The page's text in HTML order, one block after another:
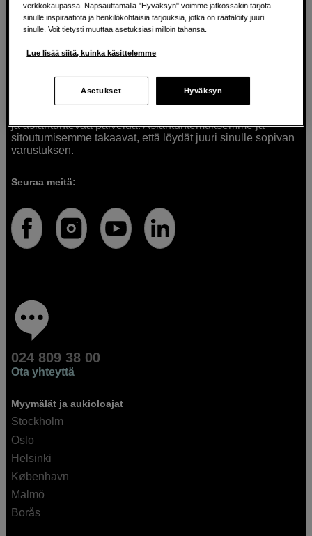
Olemme Scandinavian Photolla jo yli 40 vuoden ajan
auttaneet luovia ihmisiä toteuttamaan visioitaan.
Tarjoamme inspiraatiota, asiantuntemusta ja tuotteita
muun muassa valokuvauksen, äänen, videokuvauksen ja
musiikin ja taiteen harrastajia. Oikeilla työkaluilla ideat
muuttuvat todellisuudeksi. Autamme sinua valitsemaan
ja asiantuntevaa palvelua. Asiantuntemuksemme ja
sitoutumisemme takaavat, että löydät juuri sinulle sopivan
varustuksen.
Seuraa meitä:
024 809 38 00
Ota yhteyttä
Myymälät ja aukioloajat
Stockholm
Oslo
Helsinki
København
Malmö
Borås
verkkokaupassa. Napsauttamalla "Hyväksyn" voimme jatkossakin tarjota
sinulle inspiraatiota ja henkilökohtaisia tarjouksia, jotka on räätälöity juuri
sinulle. Voit tietysti muuttaa asetuksiasi milloin tahansa.
Lue lisää siitä, kuinka käsittelemme
Asetukset Hyväksyn